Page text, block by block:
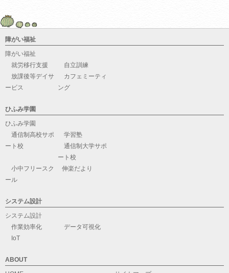
障がい福祉
障がい福祉
就労移行支援
自立訓練
放課後等デイサ
ービス
カフェミーティ
ング
ひふみ学園
ひふみ学園
通信制高校サポ
ート校
学習塾
通信制大学サポ
ート校
小中フリースク
ール
伸楽だより
システム設計
システム設計
作業効率化
データ可視化
IoT
ABOUT